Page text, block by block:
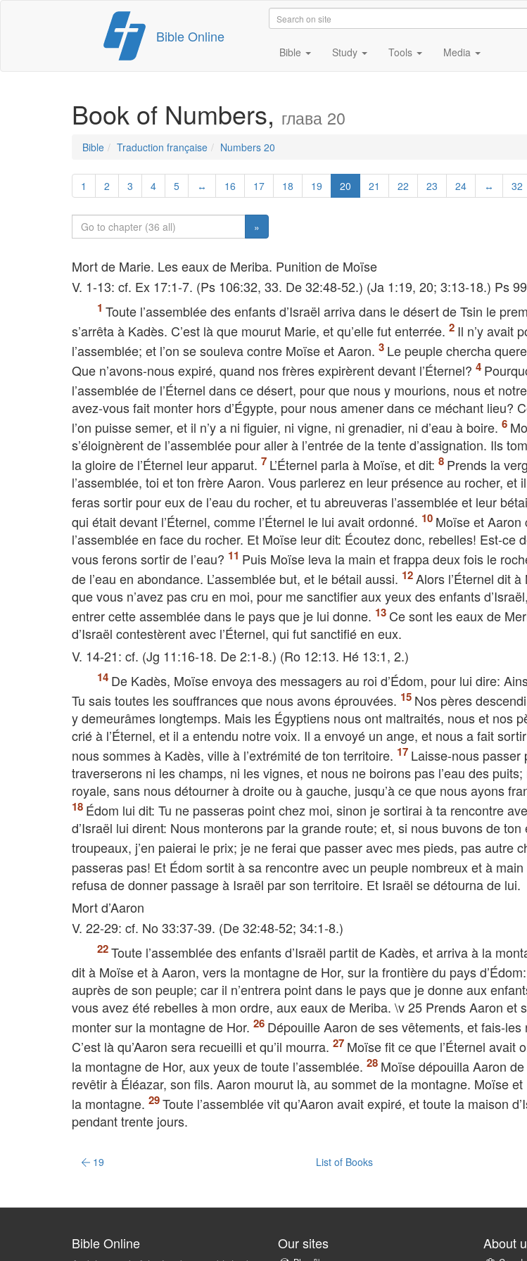
content
Bible Online
Bible Study Tools Media
Book of Numbers, глава 20
Bible Traduction française Numbers 20
1 2 3 4 5 ↔ 16 17 18 19 20 21 22 23 24 ↔ 32
»
Mort de Marie. Les eaux de Meriba. Punition de Moïse
V. 1-13: cf. Ex 17:1-7. (Ps 106:32, 33. De 32:48-52.) (Ja 1:19, 20; 3:13-18.) Ps
Toute l’assemblée des enfants d’Israël arriva dans le désert de Tsin le
s’arrêta à Kadès. C’est là que mourut Marie, et qu’elle fut enterrée.
Il n’y avait
l’assemblée; et l’on se souleva contre Moïse et Aaron.
Le peuple chercha
Que n’avons-nous expiré, quand nos frères expirèrent devant l’Éternel?
l’assemblée de l’Éternel dans ce désert, pour que nous y mourions, nous et
avez-vous fait monter hors d’Égypte, pour nous amener dans ce méchant lieu?
l’on puisse semer, et il n’y a ni figuier, ni vigne, ni grenadier, ni d’eau à boire.
s’éloignèrent de l’assemblée pour aller à l’entrée de la tente d’assignation. Ils
la gloire de l’Éternel leur apparut.
L’Éternel parla à Moïse, et dit:
Prends la
l’assemblée, toi et ton frère Aaron. Vous parlerez en leur présence au rocher, et
feras sortir pour eux de l’eau du rocher, et tu abreuveras l’assemblée et leur
qui était devant l’Éternel, comme l’Éternel le lui avait ordonné.
Moïse et Aaron
l’assemblée en face du rocher. Et Moïse leur dit: Écoutez donc, rebelles! Est-ce
vous ferons sortir de l’eau?
Puis Moïse leva la main et frappa deux fois le
de l’eau en abondance. L’assemblée but, et le bétail aussi.
Alors l’Éternel dit
que vous n’avez pas cru en moi, pour me sanctifier aux yeux des enfants
entrer cette assemblée dans le pays que je lui donne.
Ce sont les eaux de
d’Israël contestèrent avec l’Éternel, qui fut sanctifié en eux.
V. 14-21: cf. (Jg 11:16-18. De 2:1-8.) (Ro 12:13. Hé 13:1, 2.)
De Kadès, Moïse envoya des messagers au roi d’Édom, pour lui dire:
Tu sais toutes les souffrances que nous avons éprouvées.
Nos pères
y demeurâmes longtemps. Mais les Égyptiens nous ont maltraités, nous et nos
crié à l’Éternel, et il a entendu notre voix. Il a envoyé un ange, et nous a fait
nous sommes à Kadès, ville à l’extrémité de ton territoire.
Laisse-nous passer
traverserons ni les champs, ni les vignes, et nous ne boirons pas l’eau des
royale, sans nous détourner à droite ou à gauche, jusqu’à ce que nous ayons
Édom lui dit: Tu ne passeras point chez moi, sinon je sortirai à ta rencontre
d’Israël lui dirent: Nous monterons par la grande route; et, si nous buvons de
troupeaux, j’en paierai le prix; je ne ferai que passer avec mes pieds, pas autre
passeras pas! Et Édom sortit à sa rencontre avec un peuple nombreux et à
refusa de donner passage à Israël par son territoire. Et Israël se détourna de lui.
Mort d’Aaron
V. 22-29: cf. No 33:37-39. (De 32:48-52; 34:1-8.)
Toute l’assemblée des enfants d’Israël partit de Kadès, et arriva à la
dit à Moïse et à Aaron, vers la montagne de Hor, sur la frontière du pays d’Édom:
auprès de son peuple; car il n’entrera point dans le pays que je donne aux
vous avez été rebelles à mon ordre, aux eaux de Meriba. \v 25 Prends Aaron et
monter sur la montagne de Hor.
Dépouille Aaron de ses vêtements, et fais-
C’est là qu’Aaron sera recueilli et qu’il mourra.
Moïse fit ce que l’Éternel avait
la montagne de Hor, aux yeux de toute l’assemblée.
Moïse dépouilla Aaron
revêtir à Éléazar, son fils. Aaron mourut là, au sommet de la montagne. Moïse
la montagne.
Toute l’assemblée vit qu’Aaron avait expiré, et toute la maison
pendant trente jours.
19 List of Books
Bible Online Our sites About